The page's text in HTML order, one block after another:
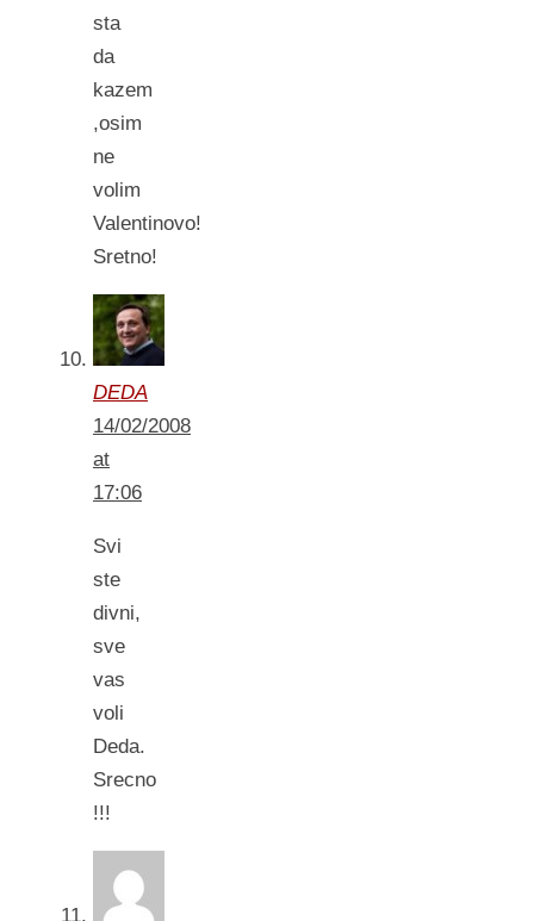
sta
da
kazem
,osim
ne
volim
Valentinovo!
Sretno!
DEDA
14/02/2008
at
17:06
Svi
ste
divni,
sve
vas
voli
Deda.
Srecno
!!!